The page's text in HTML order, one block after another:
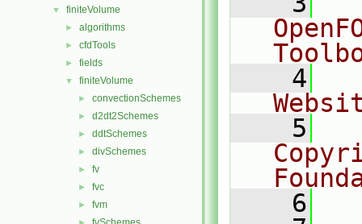
▼ finiteVolume
► algorithms
► cfdTools
► fields
▼ finiteVolume
► convectionSchemes
► d2dt2Schemes
► ddtSchemes
► divSchemes
► fv
► fvc
► fvm
    4
    5
    6